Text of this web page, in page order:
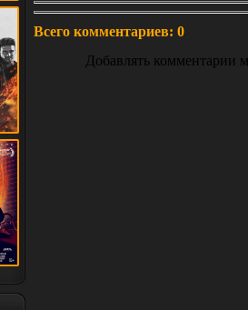
Всего комментариев: 0
Добавлять комментарии